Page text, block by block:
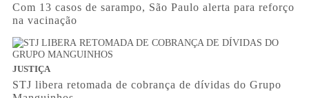
Com 13 casos de sarampo, São Paulo alerta para reforço
na vacinação
JUSTIÇA
STJ libera retomada de cobrança de dívidas do Grupo